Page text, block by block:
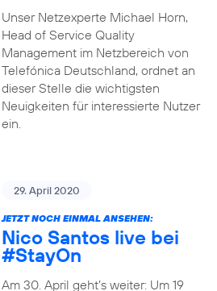
Unser Netzexperte Michael Horn,
Head of Service Quality
Management im Netzbereich von
Telefónica Deutschland, ordnet an
dieser Stelle die wichtigsten
Neuigkeiten für interessierte Nutzer
ein.
29. April 2020
JETZT NOCH EINMAL ANSEHEN:
Nico Santos live bei
#StayOn
Am 30. April geht’s weiter: Um 19